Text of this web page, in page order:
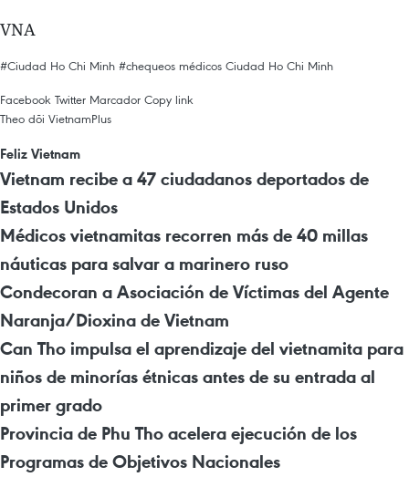
VNA
#Ciudad Ho Chi Minh #chequeos médicos Ciudad Ho Chi Minh
Facebook Twitter Marcador Copy link
Theo dõi VietnamPlus
Feliz Vietnam
Vietnam recibe a 47 ciudadanos deportados de
Estados Unidos
Médicos vietnamitas recorren más de 40 millas
náuticas para salvar a marinero ruso
Condecoran a Asociación de Víctimas del Agente
Naranja/Dioxina de Vietnam
Can Tho impulsa el aprendizaje del vietnamita para
niños de minorías étnicas antes de su entrada al
primer grado
Provincia de Phu Tho acelera ejecución de los
Programas de Objetivos Nacionales